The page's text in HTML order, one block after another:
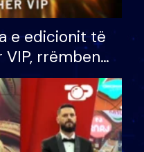
e edicionit të
rrëmben
mijë eurosh